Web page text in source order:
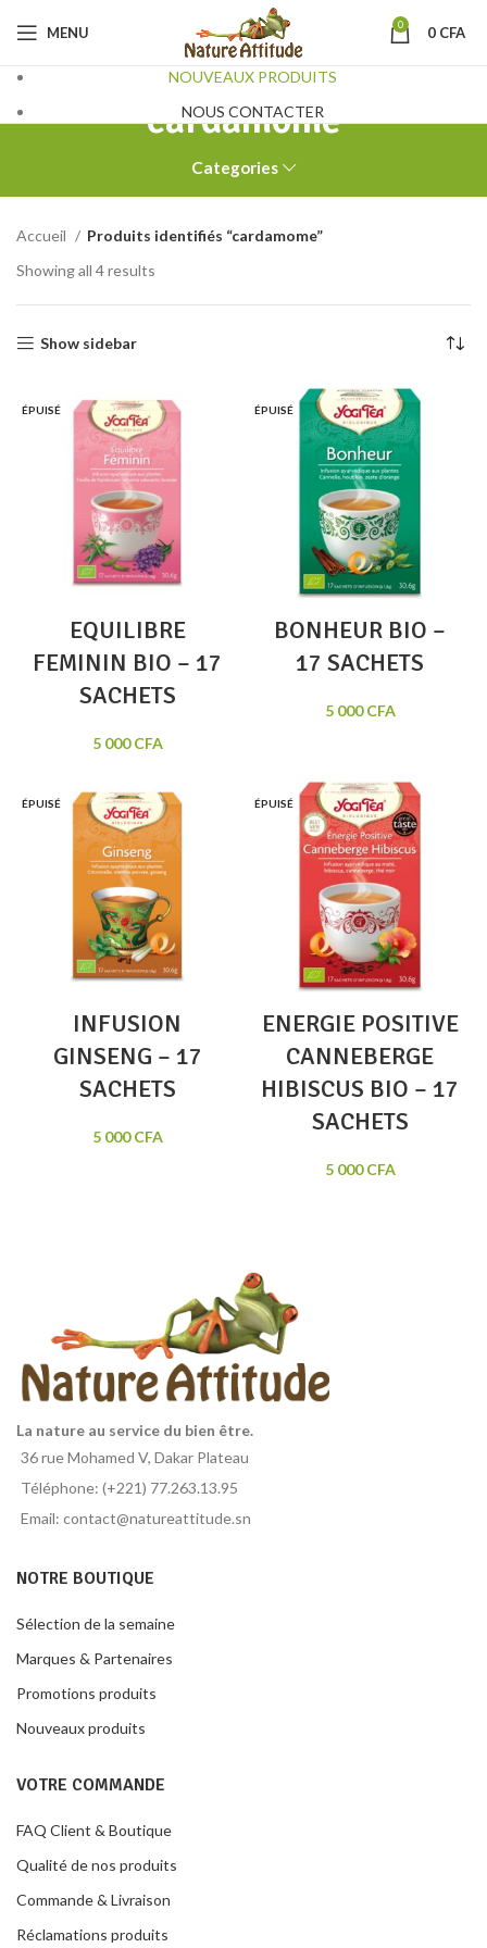
MENU 0 0 CFA
NOUVEAUX PRODUITS
NOUS CONTACTER
cardamome
Categories
Accueil
Produits identifiés “cardamome”
Showing all 4 results
Show sidebar
ÉPUISÉ
EQUILIBRE
FEMININ BIO – 17
SACHETS
5 000CFA
ÉPUISÉ
BONHEUR BIO –
17 SACHETS
5 000CFA
ÉPUISÉ
INFUSION
GINSENG – 17
SACHETS
5 000CFA
ÉPUISÉ
ENERGIE POSITIVE
CANNEBERGE
HIBISCUS BIO – 17
SACHETS
5 000CFA
La nature au service du bien être.
36 rue Mohamed V, Dakar Plateau
Téléphone: (+221) 77.263.13.95
Email: contact@natureattitude.sn
NOTRE BOUTIQUE
Sélection de la semaine
Marques & Partenaires
Promotions produits
Nouveaux produits
VOTRE COMMANDE
FAQ Client & Boutique
Qualité de nos produits
Commande & Livraison
Réclamations produits